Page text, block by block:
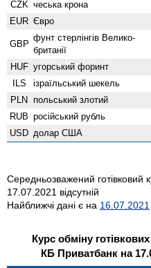
CZK чеська крона
EUR Євро
GBP
фунт стерлінгів Велико­
британії
HUF угорський форинт
ILS ізраїльський шекель
PLN польський злотий
RUB російський рубль
USD долар США
Середньозважений
17.07.2021 відсутній
Найближчі дані є на 16.07.2021
Курс обміну
КБ Приватбанк на